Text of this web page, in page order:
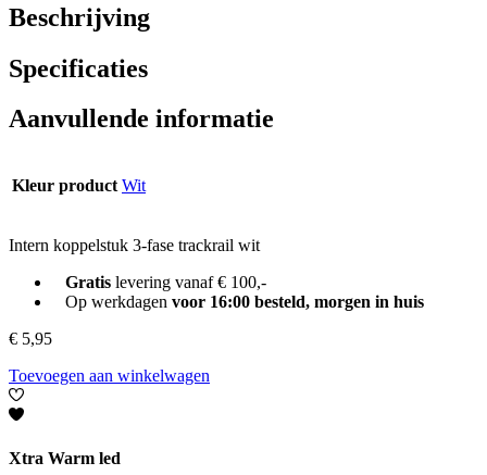
Beschrijving
Specificaties
Aanvullende informatie
Kleur product Wit
Intern koppelstuk 3-fase trackrail wit
Gratislevering vanaf € 100,-
Op werkdagen voor 16:00 besteld, morgen in huis
€ 5,95
Toevoegen aan winkelwagen
Xtra Warm led